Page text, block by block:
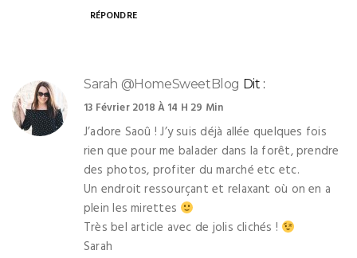
RÉPONDRE
Sarah @HomeSweetBlog Dit :
13 Février 2018 À 14 H 29 Min
J’adore Saoû ! J’y suis déjà allée quelques fois
rien que pour me balader dans la forêt, prendre
des photos, profiter du marché etc etc.
Un endroit ressourçant et relaxant où on en a
plein les mirettes
Très bel article avec de jolis clichés !
Sarah